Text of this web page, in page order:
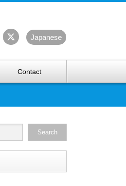
Japanese
Contact